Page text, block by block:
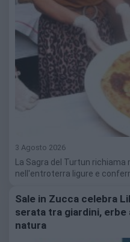
3 Agosto 2026
La Sagra del Turtun
nell'entroterra ligure e
Sale in Zucca celebra
serata tra giardini,
natura